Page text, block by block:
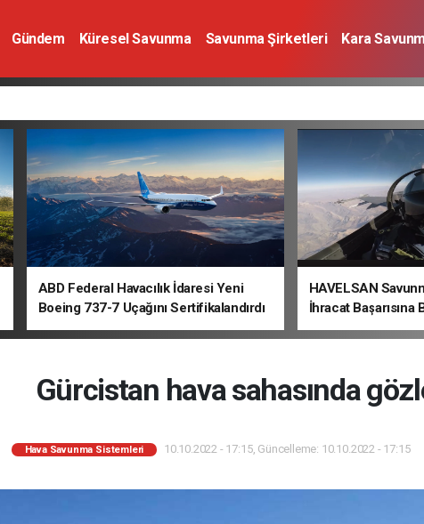
Gündem Küresel Savunma Savunma Şirketleri
Kara
ABD Federal Havacılık İdaresi Yeni
Boeing 737-7 Uçağını Sertifikalandırdı
HAVELSAN
İhracat
Gürcistan hava sahasında
Hava Savunma Sistemleri 10.10.2022 - 17:15, Güncelleme: 10.10.2022 - 17:15